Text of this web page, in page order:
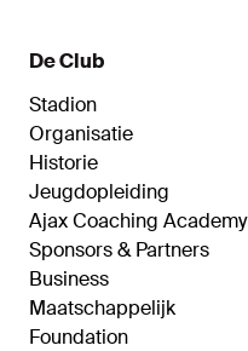
De Club
Stadion
Organisatie
Historie
Jeugdopleiding
Ajax Coaching Academy
Sponsors & Partners
Business
Maatschappelijk
Foundation